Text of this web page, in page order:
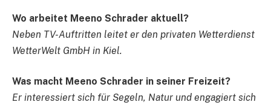
Wo arbeitet Meeno Schrader aktuell?
Neben TV-Auftritten leitet er den privaten Wetterdienst
WetterWelt GmbH in Kiel.
Was macht Meeno Schrader in seiner Freizeit?
Er interessiert sich für Segeln, Natur und engagiert sich